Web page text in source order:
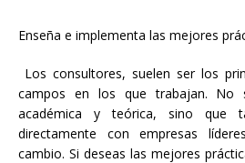
Enseña e implementa las mejores
Los consultores, suelen ser los
campos en los que trabajan. No
académica y teórica, sino que
directamente con empresas
cambio. Si deseas las mejores